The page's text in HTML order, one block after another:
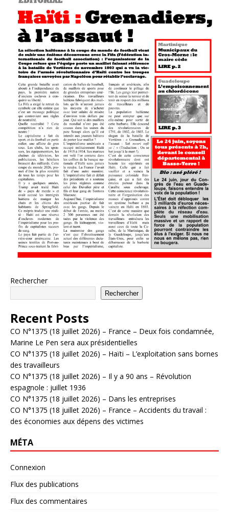
Rechercher
Rechercher
Recent Posts
CO N°1375 (18 juillet 2026) – France – Deux fois condamnée,
Marine Le Pen sera aux présidentielles
CO N°1375 (18 juillet 2026) – Haïti – L’exploitation sans bornes
des travailleurs
CO N°1375 (18 juillet 2026) – Il y a 90 ans – Révolution
espagnole : juillet 1936
CO N°1375 (18 juillet 2026) – Dans les entreprises
CO N°1375 (18 juillet 2026) – France – Accidents du travail :
des économies aux dépens des victimes
MÉTA
Connexion
Flux des publications
Flux des commentaires